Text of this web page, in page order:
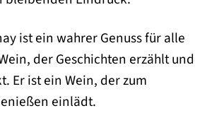
ist ein wahrer Genuss für alle
der Geschichten erzählt und
Er ist ein Wein, der zum
einlädt.